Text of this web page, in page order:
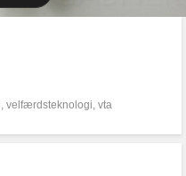
, velfærdsteknologi, vta